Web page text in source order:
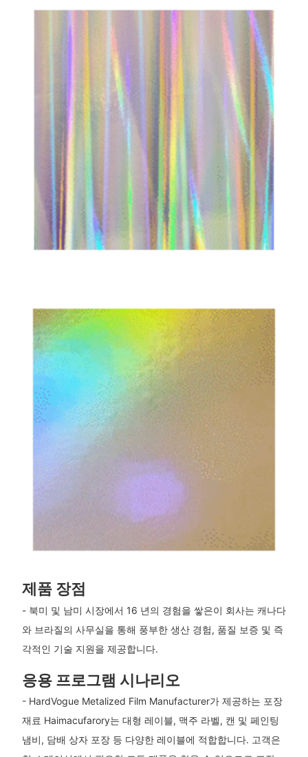
제품 장점
- 북미 및 남미 시장에서 16 년의 경험을 쌓은이 회사는 캐나다
와 브라질의 사무실을 통해 풍부한 생산 경험, 품질 보증 및 즉
각적인 기술 지원을 제공합니다.
응용 프로그램 시나리오
- HardVogue Metalized Film Manufacturer가 제공하는 포장
재료 Haimacufarory는 대형 레이블, 맥주 라벨, 캔 및 페인팅
냄비, 담배 상자 포장 등 다양한 레이블에 적합합니다. 고객은